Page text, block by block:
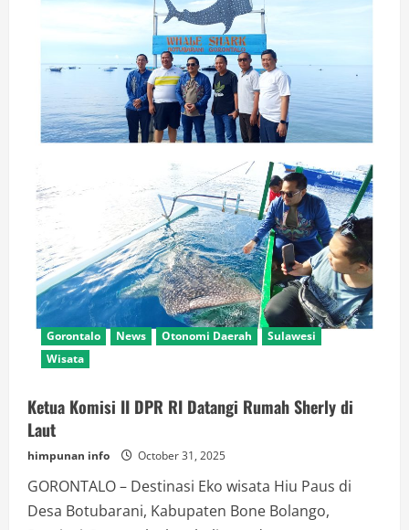
Minta
Menkeu
Purbaya
Longgarkan
Aturan
Belanja
Pegawai
Pemda
Gorontalo News Otonomi Daerah
Sulawesi
Wisata
Ketua Komisi II DPR RI Datangi Rumah Sherly di
Laut
himpunan info October 31, 2025
GORONTALO – Destinasi Eko wisata Hiu Paus di
Desa Botubarani, Kabupaten Bone Bolango,